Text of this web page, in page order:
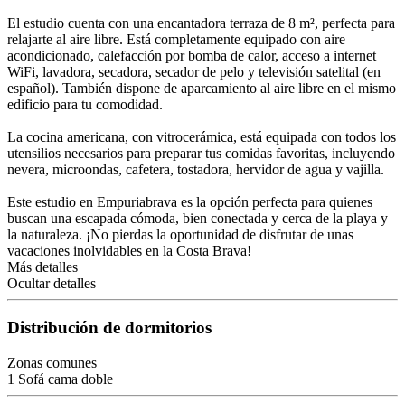
El estudio cuenta con una encantadora terraza de 8 m², perfecta para
relajarte al aire libre. Está completamente equipado con aire
acondicionado, calefacción por bomba de calor, acceso a internet
WiFi, lavadora, secadora, secador de pelo y televisión satelital (en
español). También dispone de aparcamiento al aire libre en el mismo
edificio para tu comodidad.
La cocina americana, con vitrocerámica, está equipada con todos los
utensilios necesarios para preparar tus comidas favoritas, incluyendo
nevera, microondas, cafetera, tostadora, hervidor de agua y vajilla.
Este estudio en Empuriabrava es la opción perfecta para quienes
buscan una escapada cómoda, bien conectada y cerca de la playa y
la naturaleza. ¡No pierdas la oportunidad de disfrutar de unas
vacaciones inolvidables en la Costa Brava!
Más detalles
Ocultar detalles
Distribución de dormitorios
Zonas comunes
1 Sofá cama doble